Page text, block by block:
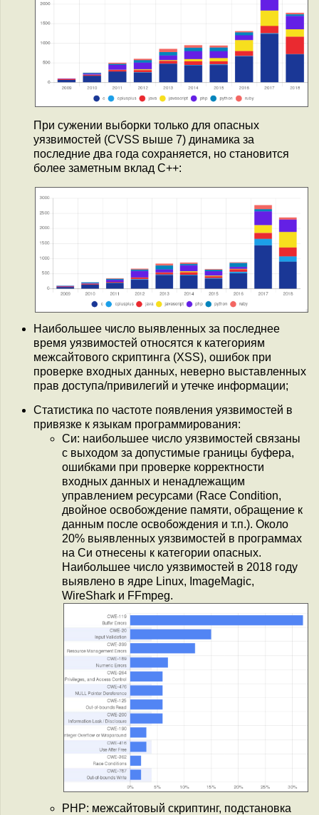
При сужении выборки только для опасных
уязвимостей (CVSS выше 7) динамика за
последние два года сохраняется, но становится
более заметным вклад C++:
Наибольшее число выявленных за последнее
время уязвимостей относятся к категориям
межсайтового скриптинга (XSS), ошибок при
проверке входных данных, неверно выставленных
прав доступа/привилегий и утечке информации;
Статистика по частоте появления уязвимостей в
привязке к языкам программирования:
Си: наибольшее число уязвимостей связаны
с выходом за допустимые границы буфера,
ошибками при проверке корректности
входных данных и ненадлежащим
управлением ресурсами (Race Condition,
двойное освобождение памяти, обращение к
данным после освобождения и т.п.). Около
20% выявленных уязвимостей в программах
на Си отнесены к категории опасных.
Наибольшее число уязвимостей в 2018 году
выявлено в ядре Linux, ImageMagic,
WireShark и FFmpeg.
PHP: межсайтовый скриптинг, подстановка